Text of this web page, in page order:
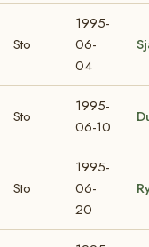
Sto
1995-
06-
04
Sto
1995-
06-10
Sto
1995-
06-
20